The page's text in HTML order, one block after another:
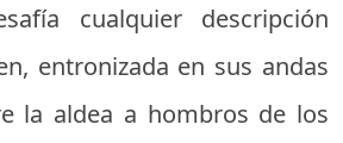
cualquier descripción
entronizada en sus andas
la aldea a hombros de los